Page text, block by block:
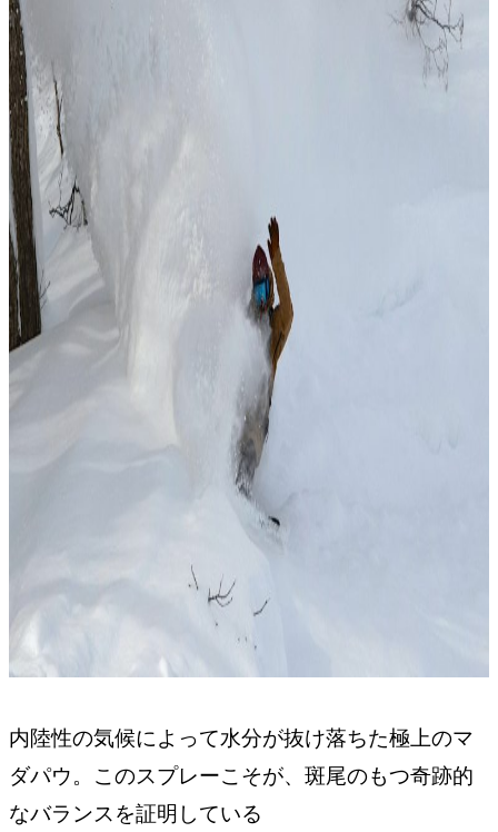
内陸性の気候によって水分が抜け落ちた極上のマ
ダパウ。このスプレーこそが、斑尾のもつ奇跡的
なバランスを証明している